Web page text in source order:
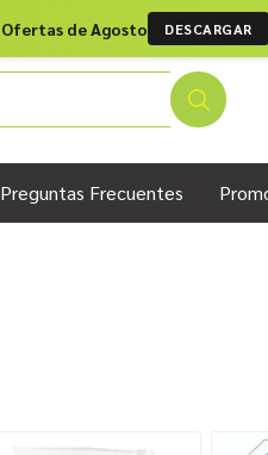
Ofertas de Agosto DESCARGAR
Preguntas Frecuentes